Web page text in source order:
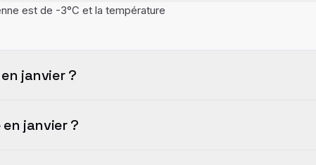
est de -3°C et la température
janvier ?
janvier ?